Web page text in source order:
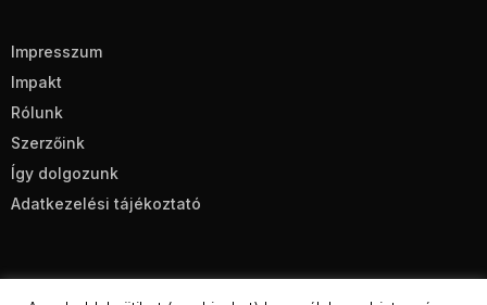
Impresszum
Impakt
Rólunk
Szerzőink
Így dolgozunk
Adatkezelési tájékoztató